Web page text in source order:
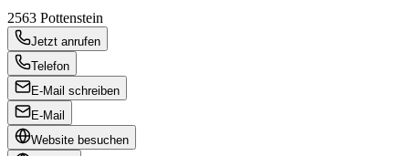
2563 Pottenstein
Jetzt anrufen
Telefon
E-Mail schreiben
E-Mail
Website besuchen